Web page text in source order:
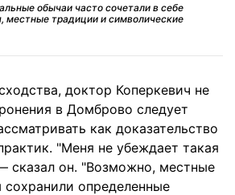
обычаи часто сочетали в себе
местные традиции и символические
доктор Коперкевич не
в Домброво следует
как доказательство
"Меня не убеждает такая
сказал он. "Возможно, местные
определенные